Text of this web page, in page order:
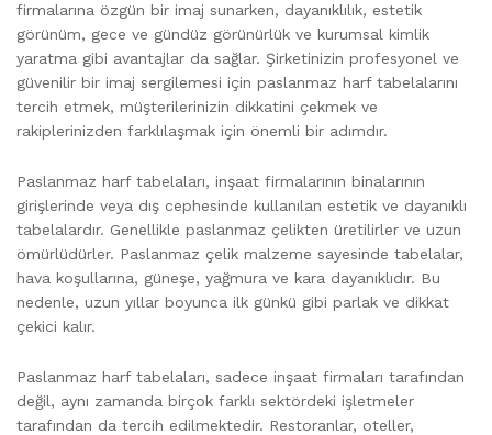
firmalarına özgün bir imaj sunarken, dayanıklılık, estetik
görünüm, gece ve gündüz görünürlük ve kurumsal kimlik
yaratma gibi avantajlar da sağlar. Şirketinizin profesyonel ve
güvenilir bir imaj sergilemesi için paslanmaz harf tabelalarını
tercih etmek, müşterilerinizin dikkatini çekmek ve
rakiplerinizden farklılaşmak için önemli bir adımdır.
Paslanmaz harf tabelaları, inşaat firmalarının binalarının
girişlerinde veya dış cephesinde kullanılan estetik ve dayanıklı
tabelalardır. Genellikle paslanmaz çelikten üretilirler ve uzun
ömürlüdürler. Paslanmaz çelik malzeme sayesinde tabelalar,
hava koşullarına, güneşe, yağmura ve kara dayanıklıdır. Bu
nedenle, uzun yıllar boyunca ilk günkü gibi parlak ve dikkat
çekici kalır.
Paslanmaz harf tabelaları, sadece inşaat firmaları tarafından
değil, aynı zamanda birçok farklı sektördeki işletmeler
tarafından da tercih edilmektedir. Restoranlar, oteller,